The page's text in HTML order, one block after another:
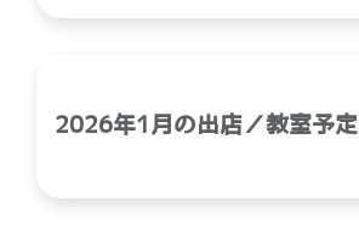
2026年1月の出店／教室予定